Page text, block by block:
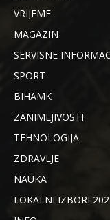
VRIJEME
MAGAZIN
SERVISNE
SPORT
BIHAMK
ZANIMLJIVOSTI
TEHNOLOGIJA
ZDRAVLJE
NAUKA
LOKALNI IZBORI